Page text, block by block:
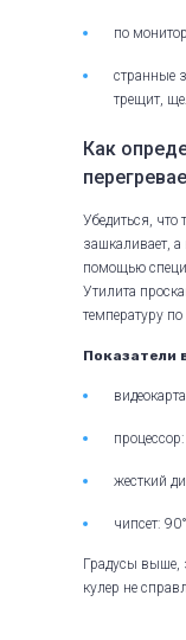
по
странные
трещит,
Как
Убедиться, что
зашкаливает,
помощью
Утилита
температуру
Показатели
жесткий
чипсет:
Градусы выше,
кулер не